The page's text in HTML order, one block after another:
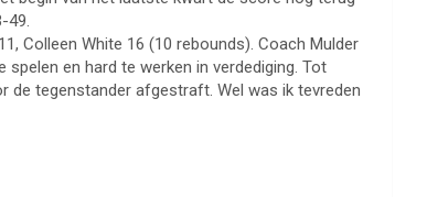
49.
Colleen White 16 (10 rebounds). Coach Mulder
en hard te werken in verdediging. Tot
de tegenstander afgestraft. Wel was ik tevreden